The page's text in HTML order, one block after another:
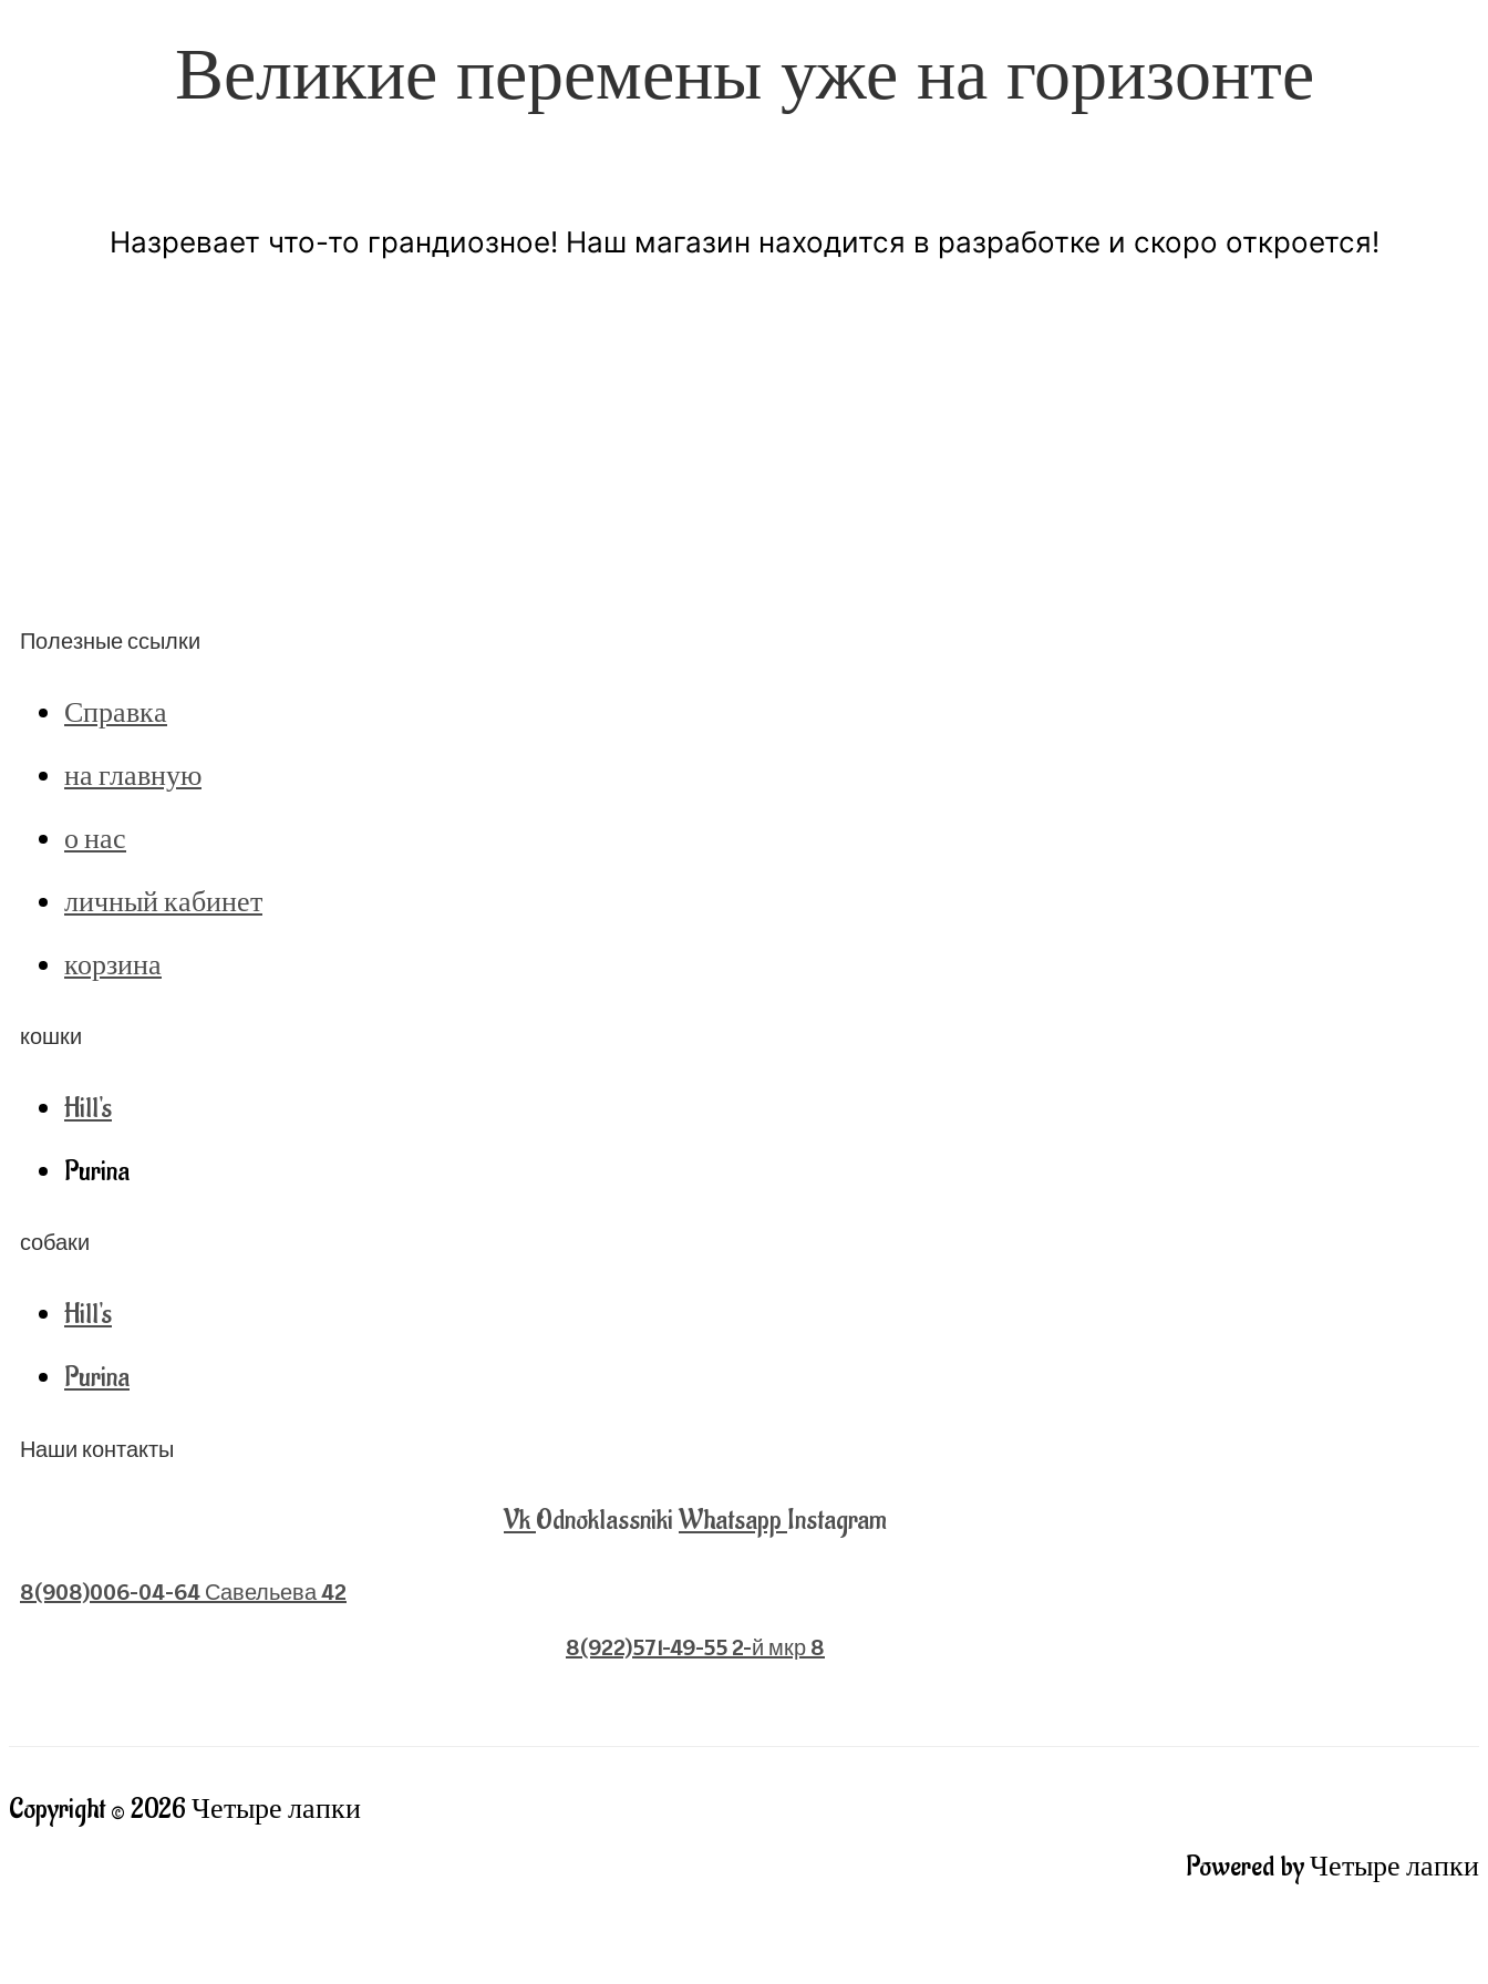
Великие перемены уже на горизонте
Назревает что-то грандиозное! Наш магазин находится в разработке и скоро откроется!
Полезные ссылки
Справка
на главную
о нас
личный кабинет
корзина
кошки
Hill's
Purina
собаки
Hill's
Purina
Наши контакты
VkOdnoklassnikiWhatsapp Instagram
8(908)006-04-64 Савельева 42
8(922)571-49-55 2-й мкр 8
Copyright © 2026 Четыре лапки
Powered by Четыре лапки